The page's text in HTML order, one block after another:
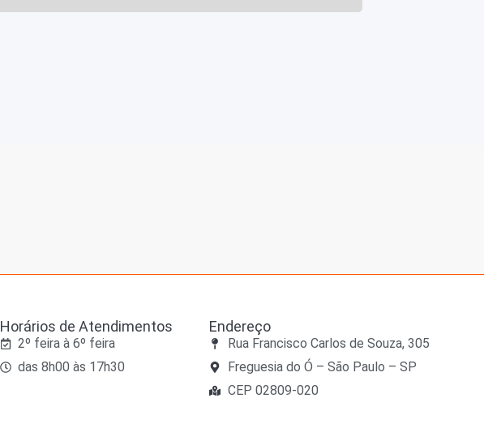
Horários de Atendimentos
2º feira à 6º feira
das 8h00 às 17h30
Endereço
Rua Francisco Carlos de Souza, 305
Freguesia do Ó – São Paulo – SP
CEP 02809-020